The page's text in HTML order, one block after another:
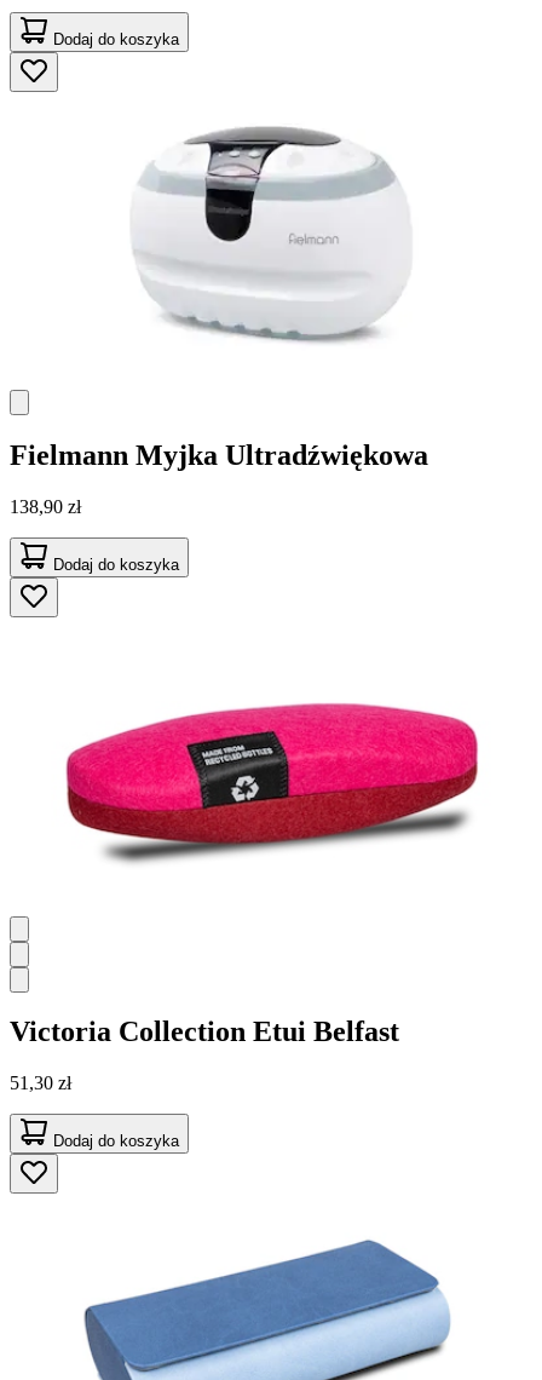
Dodaj do koszyka
Fielmann Myjka Ultradźwiękowa
138,90 zł
Dodaj do koszyka
Victoria Collection Etui Belfast
51,30 zł
Dodaj do koszyka